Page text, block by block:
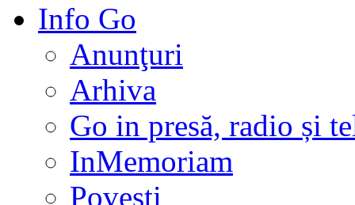
Info Go
Anunţuri
Arhiva
Go in presă, radio și
InMemoriam
Povești